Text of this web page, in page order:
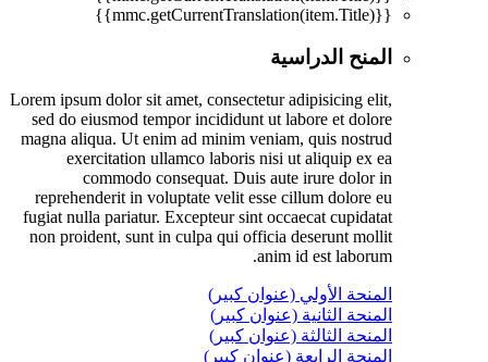
{{mmc.getCurrentTranslation(item.Title)}}
المنح الدراسية
Lorem ipsum dolor sit amet, consectetur adipisicing elit,
sed do eiusmod tempor incididunt ut labore et dolore
magna aliqua. Ut enim ad minim veniam, quis nostrud
exercitation ullamco laboris nisi ut aliquip ex ea
commodo consequat. Duis aute irure dolor in
reprehenderit in voluptate velit esse cillum dolore eu
fugiat nulla pariatur. Excepteur sint occaecat cupidatat
non proident, sunt in culpa qui officia deserunt mollit
anim id est laborum.
المنحة الأولي (عنوان كبير)
المنحة الثانية (عنوان كبير)
المنحة الثالثة (عنوان كبير)
المنحة الرابعة (عنوان كبير)